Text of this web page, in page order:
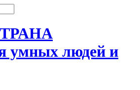
умных людей и